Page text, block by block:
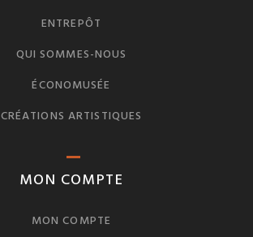
ENTREPÔT
QUI SOMMES-NOUS
ÉCONOMUSÉE
CRÉATIONS ARTISTIQUES
MON COMPTE
MON COMPTE